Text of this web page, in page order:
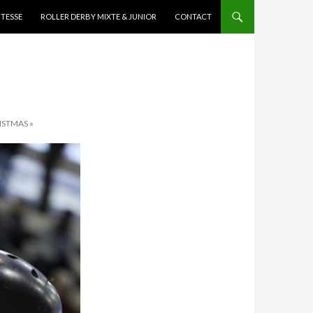
ROLLER DERBY MIXTE & JUNIOR CONTACT
»